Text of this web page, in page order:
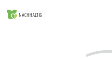
NACHHALTIG